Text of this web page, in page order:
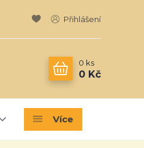
Přihlášení
0 ks
0 Kč
Více